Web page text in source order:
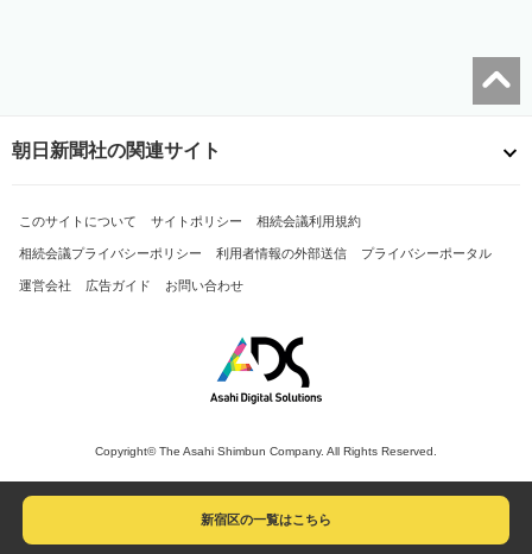
新宿区の一覧はこちら
朝日新聞社の関連サイト
このサイトについて サイトポリシー 相続会議利用規約
相続会議プライバシーポリシー 利用者情報の外部送信 プライバシーポータル
運営会社 広告ガイド お問い合わせ
Copyright© The Asahi Shimbun Company. All Rights Reserved.